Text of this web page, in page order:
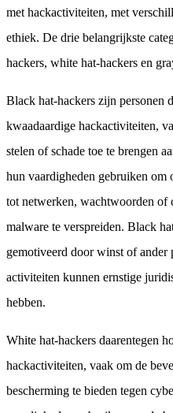
met hackactiviteiten, met
ethiek. De drie belangrijkste
hackers, white hat-hackers en
Black hat-hackers zijn personen
kwaadaardige hackactiviteiten,
stelen of schade toe te brengen
hun vaardigheden gebruiken om
tot netwerken, wachtwoorden of
malware te verspreiden. Black
gemotiveerd door winst of
activiteiten kunnen ernstige
hebben.
White hat-hackers daarentegen
hackactiviteiten, vaak om de
bescherming te bieden tegen